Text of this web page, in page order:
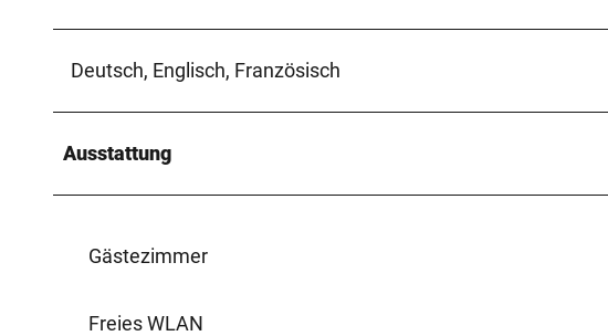
Deutsch, Englisch, Französisch
Ausstattung
Gästezimmer
Freies WLAN